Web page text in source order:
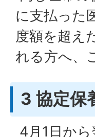
に支払った
度額を超え
れる方へ、
3 協定保
4月1日か